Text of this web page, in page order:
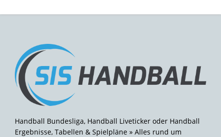
Handball Bundesliga, Handball Liveticker oder Handball
Ergebnisse, Tabellen & Spielpläne » Alles rund um